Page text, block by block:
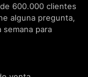
600.000 clientes
alguna pregunta,
para